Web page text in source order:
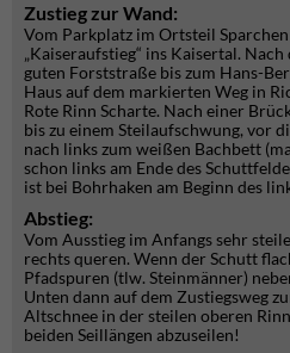
Zustieg zur Wand:
Vom Parkplatz im Ortsteil Sparchen
„Kaiseraufstieg“ ins Kaisertal.
guten Forststraße bis zum Hans-
Haus auf dem markierten Weg in
Rote Rinn Scharte. Nach einer
bis zu einem Steilaufschwung, vor
nach links zum weißen Bachbett
schon links am Ende des
ist bei Bohrhaken am Beginn des
Abstieg:
Vom Ausstieg im Anfangs sehr
rechts queren. Wenn der Schutt
Pfadspuren (tlw. Steinmänner)
Unten dann auf dem Zustiegsweg
Altschnee in der steilen oberen
beiden Seillängen abzuseilen!